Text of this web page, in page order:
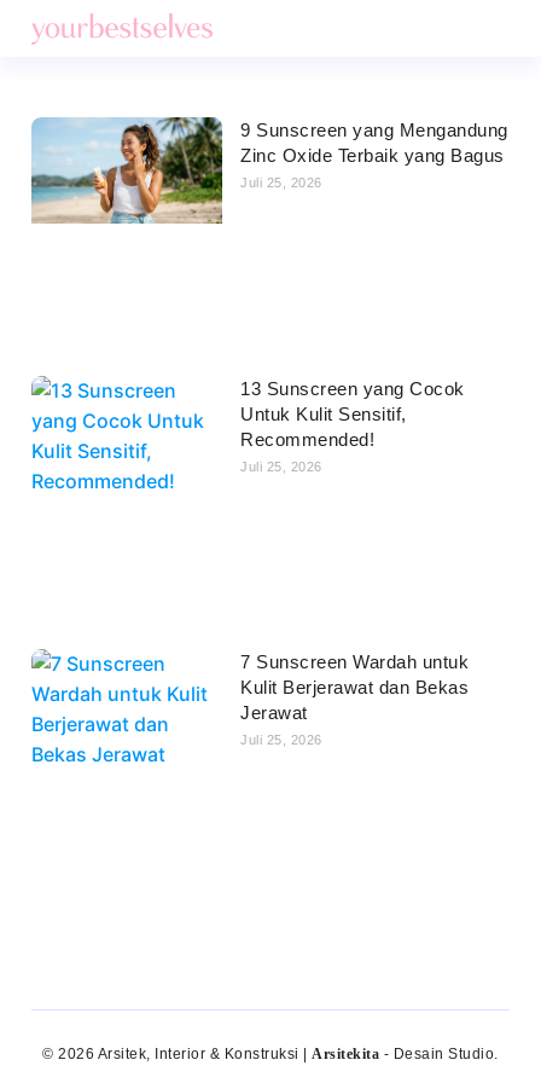
9 Sunscreen yang Mengandung
Zinc Oxide Terbaik yang Bagus
Juli 25, 2026
13 Sunscreen yang Cocok
Untuk Kulit Sensitif,
Recommended!
Juli 25, 2026
7 Sunscreen Wardah untuk
Kulit Berjerawat dan Bekas
Jerawat
Juli 25, 2026
© 2026 Arsitek, Interior & Konstruksi |Arsitekita - Desain Studio.